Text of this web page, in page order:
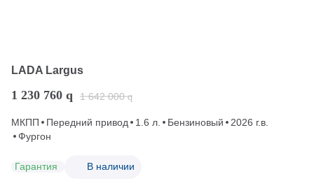
LADA Largus
1 230 760 q 1 642 000 q
МКПП Передний привод 1.6 л. Бензиновый
2026 г.в.
Фургон
Гарантия В наличии